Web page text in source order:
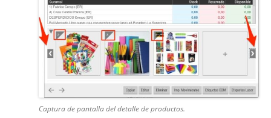
Captura de pantalla del detalle de productos.